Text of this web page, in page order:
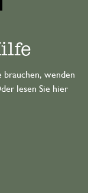
brauchen, wenden
lesen Sie hier